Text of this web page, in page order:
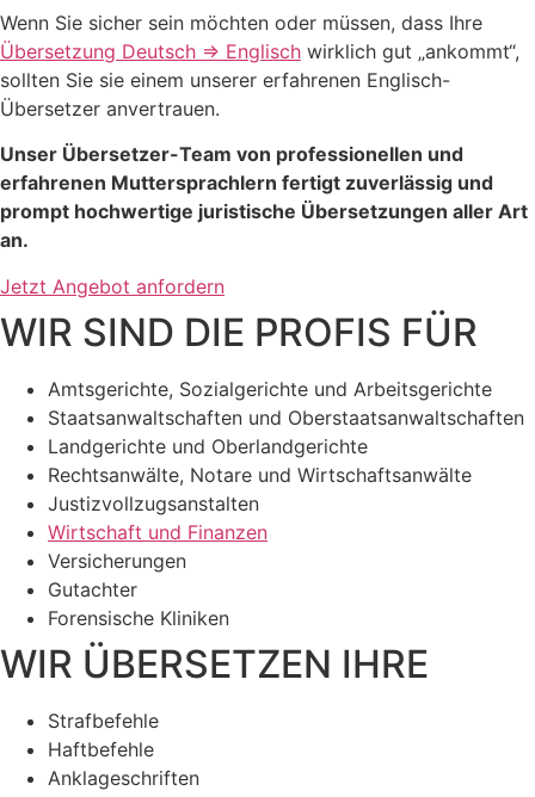
Wenn Sie sicher sein möchten oder müssen, dass Ihre
Übersetzung Deutsch => Englisch wirklich gut „ankommt“,
sollten Sie sie einem unserer erfahrenen Englisch-
Übersetzer anvertrauen.
Unser Übersetzer-Team von professionellen und
erfahrenen Muttersprachlern fertigt zuverlässig und
prompt hochwertige juristische Übersetzungen aller Art
an.
Jetzt Angebot anfordern
WIR SIND DIE PROFIS FÜR
Amtsgerichte, Sozialgerichte und Arbeitsgerichte
Staatsanwaltschaften und Oberstaatsanwaltschaften
Landgerichte und Oberlandgerichte
Rechtsanwälte, Notare und Wirtschaftsanwälte
Justizvollzugsanstalten
Wirtschaft und Finanzen
Versicherungen
Gutachter
Forensische Kliniken
WIR ÜBERSETZEN IHRE
Strafbefehle
Haftbefehle
Anklageschriften